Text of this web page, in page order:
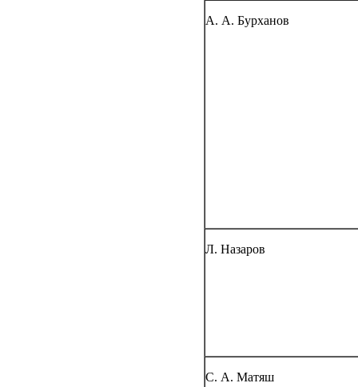
А. А. Бурханов
Л. Назаров
С. А. Матяш